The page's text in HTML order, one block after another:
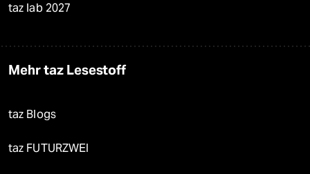
taz lab 2027
Mehr taz Lesestoff
taz Blogs
taz FUTURZWEI